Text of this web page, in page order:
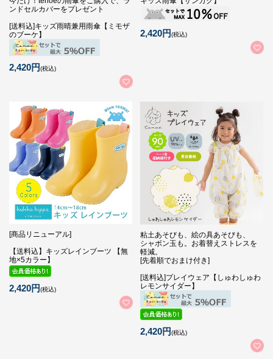
ンドセルカバーをプレゼント
[送料込]キッズ雨晴兼用雨傘【ミモザ
のブーケ】
2,420円(税込)
2,420円(税込)
[商品リニューアル]
【送料込】キッズレインブーツ 【無
地×5カラー】
2,420円(税込)
粘土あそびも、絵の具あそびも、
シャボン玉も。お着替えストレスを
軽減。
[先着順でおまけ付き]
[送料込]プレイウェア【しゅわしゅわ
レモンサイダー】
2,420円(税込)